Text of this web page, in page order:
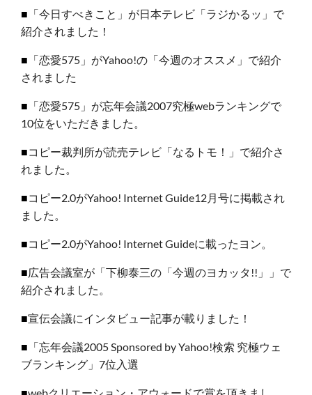
■ 「今日すべきこと」が日本テレビ「ラジかるッ」で
紹介されました！
■ 「恋愛575」がYahoo!の「今週のオススメ」で紹介
されました
■ 「恋愛575」が忘年会議2007究極webランキングで
10位をいただきました。
■コピー裁判所が読売テレビ「なるトモ！」で紹介さ
れました。
■コピー2.0がYahoo! Internet Guide12月号に掲載され
ました。
■コピー2.0がYahoo! Internet Guideに載ったヨン。
■広告会議室が「下柳泰三の「今週のヨカッタ!!」」で
紹介されました。
■宣伝会議にインタビュー記事が載りました！
■ 「忘年会議2005 Sponsored by Yahoo!検索 究極ウェ
ブランキング」7位入選
■webクリエーション・アウォードで賞を頂きまし